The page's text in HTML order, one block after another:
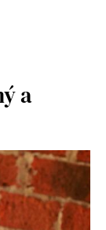
a